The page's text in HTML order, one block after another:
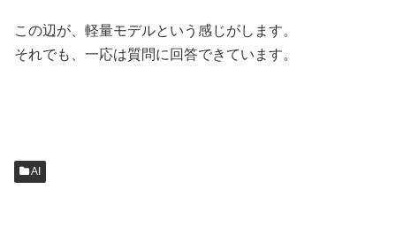
この辺が、軽量モデルという感じがします。
それでも、一応は質問に回答できています。
AI